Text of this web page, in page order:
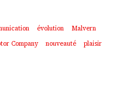
évolution
Malvern
Company nouveauté
plaisir